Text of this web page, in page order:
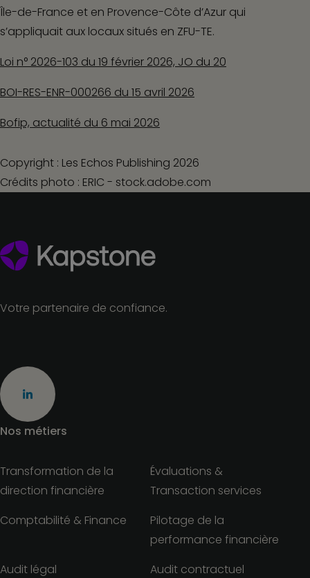
Île-de-France et en Provence-Côte d’Azur qui
s’appliquait aux locaux situés en ZFU-TE.
Loi n° 2026-103 du 19 février 2026, JO du 20
BOI-RES-ENR-000266 du 15 avril 2026
Bofip, actualité du 6 mai 2026
Copyright : Les Echos Publishing 2026
Crédits photo : ERIC - stock.adobe.com
Votre partenaire de confiance.
Nos métiers
Transformation de la
direction financière
Évaluations &
Transaction services
Comptabilité & Finance
Pilotage de la
performance financière
Audit légal
Audit contractuel